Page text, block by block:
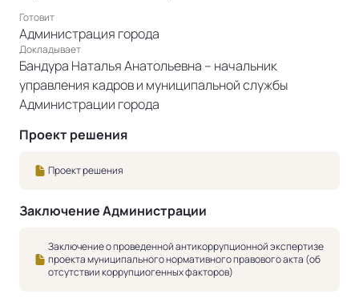
Готовит
Администрация города
Докладывает
Бандура Наталья Анатольевна – начальник
управления кадров и муниципальной службы
Администрации города
Проект решения
Проект решения
Заключение Администрации
Заключение о проведенной антикоррупционной экспертизе
проекта муниципального нормативного правового акта (об
отсутствии коррупциогенных факторов)